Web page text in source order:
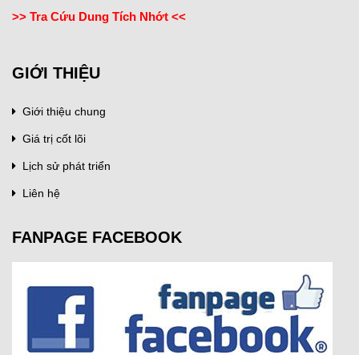
>> Tra Cứu Dung Tích Nhớt <<
GIỚI THIỆU
Giới thiệu chung
Giá trị cốt lõi
Lịch sử phát triển
Liên hệ
FANPAGE FACEBOOK